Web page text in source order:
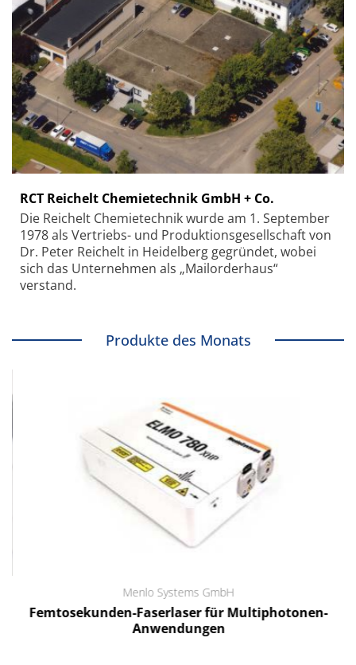
RCT Reichelt Chemietechnik GmbH + Co.
Die Reichelt Chemietechnik wurde am 1. September
1978 als Vertriebs- und Produktionsgesellschaft von
Dr. Peter Reichelt in Heidelberg gegründet, wobei
sich das Unternehmen als „Mailorderhaus“
verstand.
Produkte des Monats
Menlo Systems GmbH
Femtosekunden-Faserlaser für Multiphotonen-
Anwendungen